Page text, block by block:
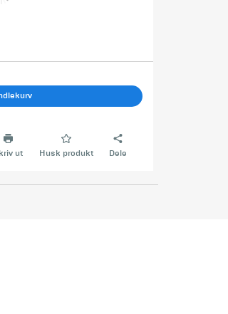
ut Husk produkt Dele